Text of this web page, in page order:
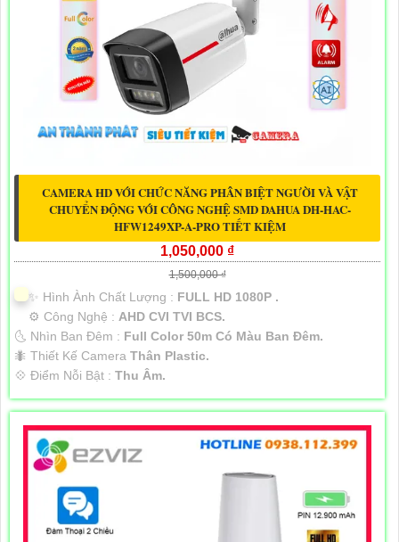
CAMERA HD VỚI CHỨC NĂNG PHÂN BIỆT NGƯỜI VÀ VẬT
CHUYỂN ĐỘNG VỚI CÔNG NGHỆ SMD DAHUA DH-HAC-
HFW1249XP-A-PRO TIẾT KIỆM
1,050,000 ₫
1,500,000 ₫
✨ Hình Ành Chất Lượng : FULL HD 1080P .
⚙ Công Nghệ : AHD CVI TVI BCS.
🌜 Nhìn Ban Đêm : Full Color 50m Có Màu Ban Ðêm.
🐜 Thiết Kế Camera Thân Plastic.
️💠 Điểm Nỗi Bật : Thu Âm.